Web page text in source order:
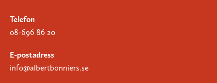
Telefon
08-696 86 20
E-postadress
info@albertbonniers.se